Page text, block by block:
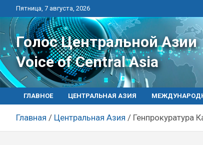
Перейти
к
контенту
Пятница, 7 августа, 2026
Голос Центральной Азии
Voice of Central Asia
ГЛАВНОЕ ЦЕНТРАЛЬНАЯ АЗИЯ
Главная Центральная Азия Генпрокуратура